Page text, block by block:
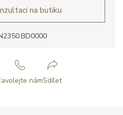
na butiku
námSdílet